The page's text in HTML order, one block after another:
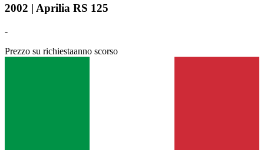
2002 | Aprilia RS 125
-
Prezzo su richiestaanno scorso